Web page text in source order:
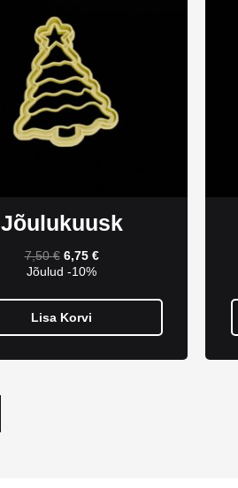
Jõulukuusk
7,50€ 6,75 €
Jõulud -10%
Lisa Korvi